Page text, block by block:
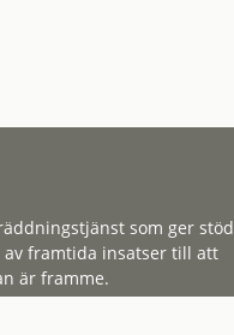
som ger stöd
framtida insatser till att
är framme.